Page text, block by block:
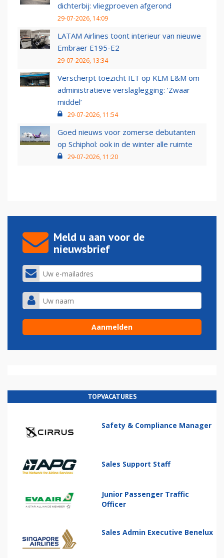
dichterbij: vliegproeven afgerond
29-07-2026, 14:09
LATAM Airlines toont interieur van nieuwe
Embraer E195-E2
29-07-2026, 13:34
Verscherpt toezicht ILT op KLM E&M om
administratieve verslaglegging: ‘Zwaar
middel’
29-07-2026, 11:54
Goed nieuws voor zomerse debutanten
op Schiphol: ook in de winter alle ruimte
29-07-2026, 11:20
Meld u aan voor de
nieuwsbrief
TOPVACATURES
Safety & Compliance Manager
Sales Support Staff
Junior Passenger Traffic
Officer
Sales Admin Executive Benelux